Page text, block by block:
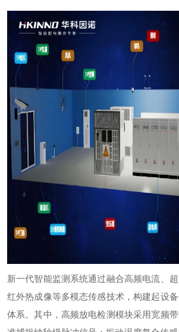
新一代智能监测系统通过融合高频电流、超
红外热成像等多模态传感技术，构建起设
体系。其中，高频放电检测模块采用宽频